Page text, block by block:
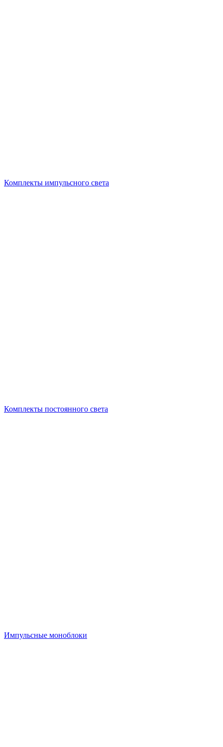
Комплекты импульсного света
Комплекты постоянного света
Импульсные моноблоки